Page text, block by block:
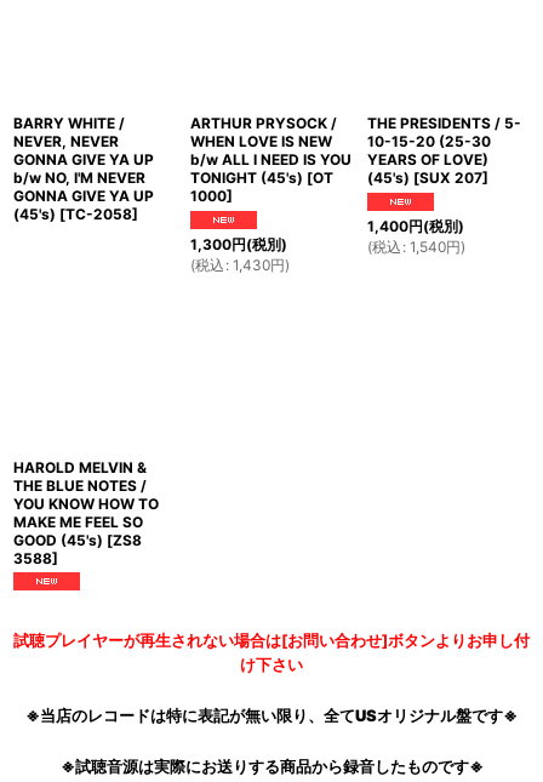
BARRY WHITE /
NEVER, NEVER
GONNA GIVE YA UP
b/w NO, I'M NEVER
GONNA GIVE YA UP
(45's) [TC-2058]
ARTHUR PRYSOCK /
WHEN LOVE IS NEW
b/w ALL I NEED IS YOU
TONIGHT (45's) [OT
1000]
1,300円(税別)
(税込 : 1,430円)
THE PRESIDENTS / 5-
10-15-20 (25-30
YEARS OF LOVE)
(45's) [SUX 207]
1,400円(税別)
(税込 : 1,540円)
HAROLD MELVIN &
THE BLUE NOTES /
YOU KNOW HOW TO
MAKE ME FEEL SO
GOOD (45's) [ZS8
3588]
試聴プレイヤーが再生されない場合は[お問い合わせ]ボタンよりお申し付
け下さい
※当店のレコードは特に表記が無い限り、全てUSオリジナル盤です※
※試聴音源は実際にお送りする商品から録音したものです※